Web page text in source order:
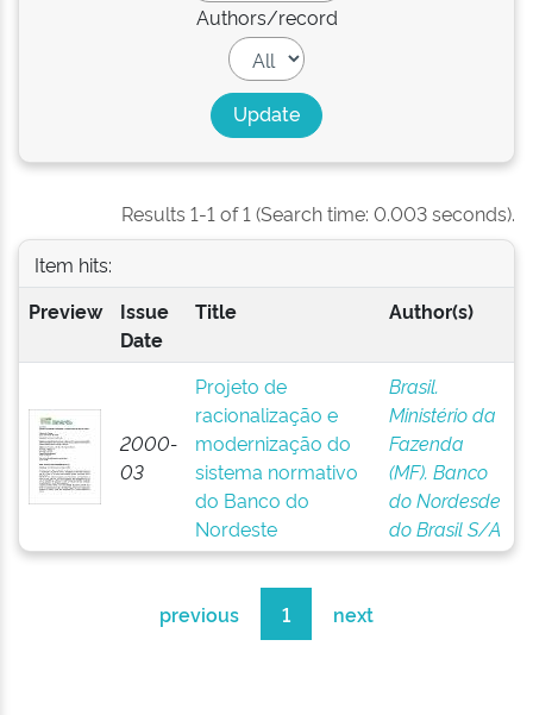
Authors/record
Results 1-1 of 1 (Search time: 0.003 seconds).
Item hits:
Preview
Issue
Date
Title Author(s)
2000-
03
Projeto de
racionalização e
modernização do
sistema normativo
do Banco do
Nordeste
Brasil.
Ministério da
Fazenda
(MF). Banco
do Nordesde
do Brasil S/A
previous 1 next